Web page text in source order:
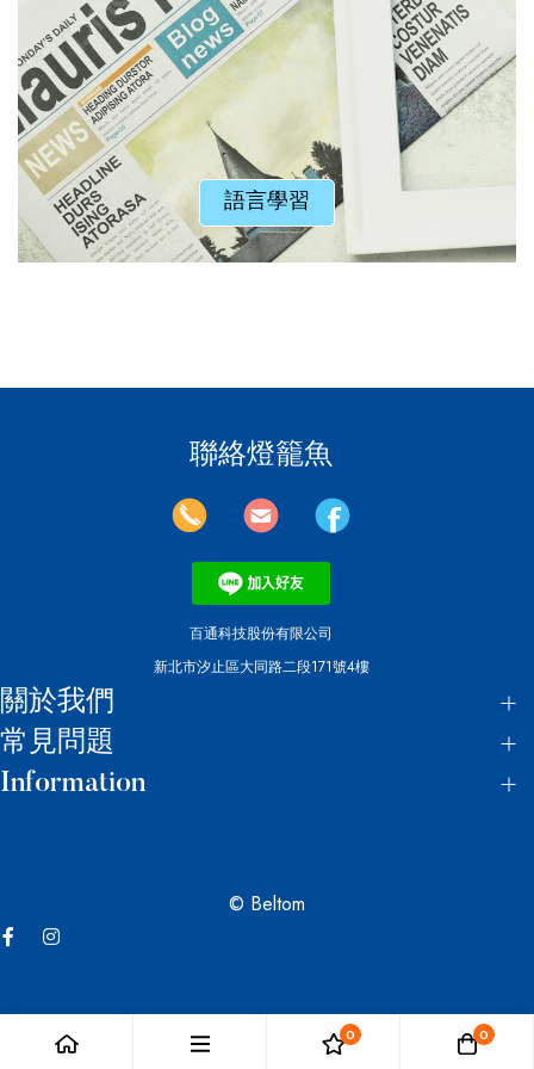
語言學習
聯絡燈籠魚
百通科技股份有限公司
新北市汐止區大同路二段171號4樓
關於我們
常見問題
Information
© Beltom
0 0